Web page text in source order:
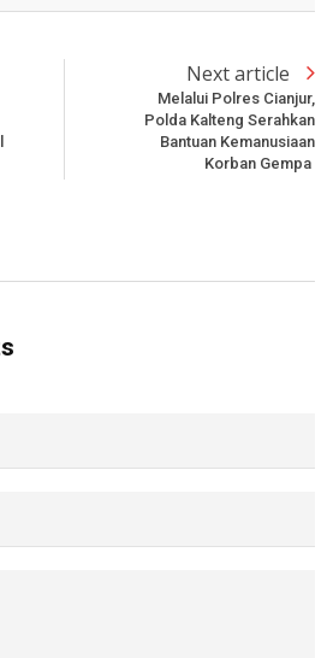
Next article
Melalui Polres Cianjur,
Polda Kalteng Serahkan
Bantuan Kemanusiaan
Korban Gempa